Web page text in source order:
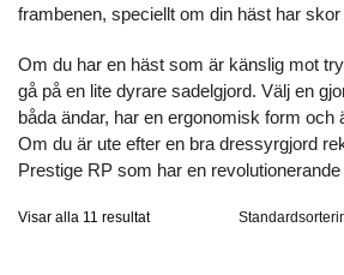
frambenen, speciellt om din häst har
Om du har en häst som är känslig mot
gå på en lite dyrare sadelgjord. Välj en
båda ändar, har en ergonomisk form och
Om du är ute efter en bra dressyrgjord
Prestige RP som har en
Visar alla 11 resultat